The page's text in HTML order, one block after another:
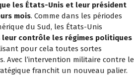
les États-Unis et leur président
mois. Comme dans les périodes
du Sud, les États-Unis
leur contrôle les régimes politiques
pour cela toutes sortes
Avec l’intervention militaire contre le
franchit un nouveau palier.